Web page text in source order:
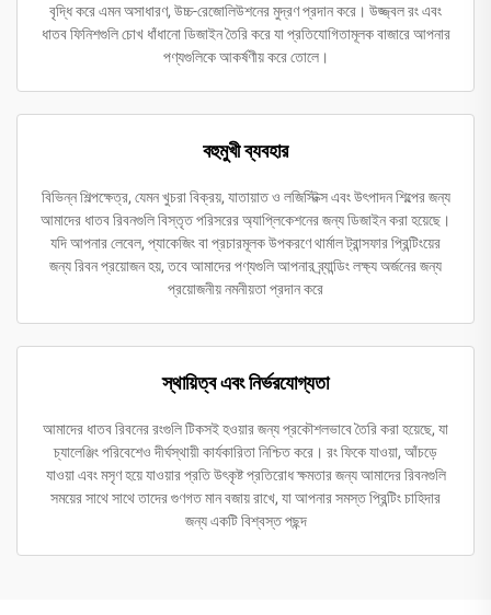
বৃদ্ধি করে এমন অসাধারণ, উচ্চ-রেজোলিউশনের মুদ্রণ প্রদান করে। উজ্জ্বল রং এবং
ধাতব ফিনিশগুলি চোখ ধাঁধানো ডিজাইন তৈরি করে যা প্রতিযোগিতামূলক বাজারে আপনার
পণ্যগুলিকে আকর্ষণীয় করে তোলে।
বহুমুখী ব্যবহার
বিভিন্ন শিল্পক্ষেত্র, যেমন খুচরা বিক্রয়, যাতায়াত ও লজিস্টিক্স এবং উৎপাদন শিল্পের জন্য
আমাদের ধাতব রিবনগুলি বিস্তৃত পরিসরের অ্যাপ্লিকেশনের জন্য ডিজাইন করা হয়েছে।
যদি আপনার লেবেল, প্যাকেজিং বা প্রচারমূলক উপকরণে থার্মাল ট্রান্সফার প্রিন্টিংয়ের
জন্য রিবন প্রয়োজন হয়, তবে আমাদের পণ্যগুলি আপনার ব্র্যান্ডিং লক্ষ্য অর্জনের জন্য
প্রয়োজনীয় নমনীয়তা প্রদান করে
স্থায়িত্ব এবং নির্ভরযোগ্যতা
আমাদের ধাতব রিবনের রংগুলি টিকসই হওয়ার জন্য প্রকৌশলভাবে তৈরি করা হয়েছে, যা
চ্যালেঞ্জিং পরিবেশেও দীর্ঘস্থায়ী কার্যকারিতা নিশ্চিত করে। রং ফিকে যাওয়া, আঁচড়ে
যাওয়া এবং মসৃণ হয়ে যাওয়ার প্রতি উৎকৃষ্ট প্রতিরোধ ক্ষমতার জন্য আমাদের রিবনগুলি
সময়ের সাথে সাথে তাদের গুণগত মান বজায় রাখে, যা আপনার সমস্ত প্রিন্টিং চাহিদার
জন্য একটি বিশ্বস্ত পছন্দ